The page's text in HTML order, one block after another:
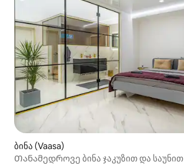
ბინა (Vaasa)
Თანამედროვე ბინა ჯაკუზით და საუნით